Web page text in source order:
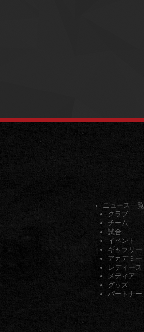
ニュース一覧
クラブ
チーム
試合
イベント
ギャラリー
アカデミー
レディース
メディア
グッズ
パートナー